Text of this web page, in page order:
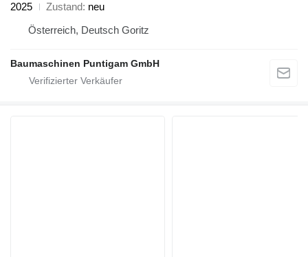
2025
Zustand neu
Österreich, Deutsch Goritz
Baumaschinen Puntigam GmbH